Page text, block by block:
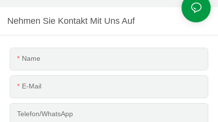
Nehmen Sie Kontakt Mit Uns Auf
Name
E-Mail
Telefon/WhatsApp